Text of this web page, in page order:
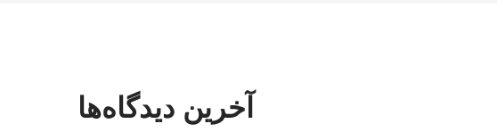
آخرین دیدگاه‌ها